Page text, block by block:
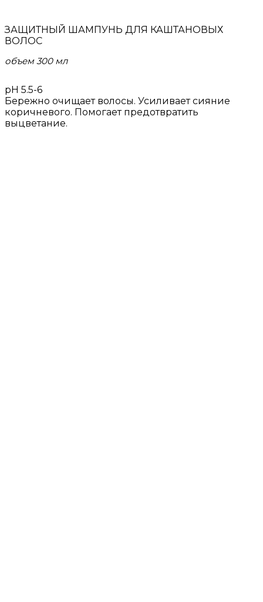
ЗАЩИТНЫЙ ШАМПУНЬ ДЛЯ КАШТАНОВЫХ
ВОЛОС
объем 300 мл
рН 5.5-6
Бережно очищает волосы. Усиливает сияние
коричневого. Помогает предотвратить
выцветание.